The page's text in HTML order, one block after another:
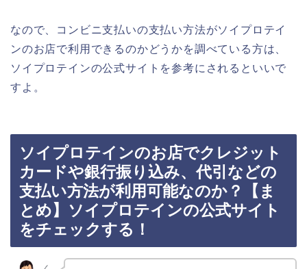
なので、コンビニ支払いの支払い方法がソイプロテイ
ンのお店で利用できるのかどうかを調べている方は、
ソイプロテインの公式サイトを参考にされるといいで
すよ。
ソイプロテインのお店でクレジット
カードや銀行振り込み、代引などの
支払い方法が利用可能なのか？【ま
とめ】ソイプロテインの公式サイト
をチェックする！